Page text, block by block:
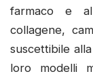
farmaco e
collagene,
suscettibile
loro modelli